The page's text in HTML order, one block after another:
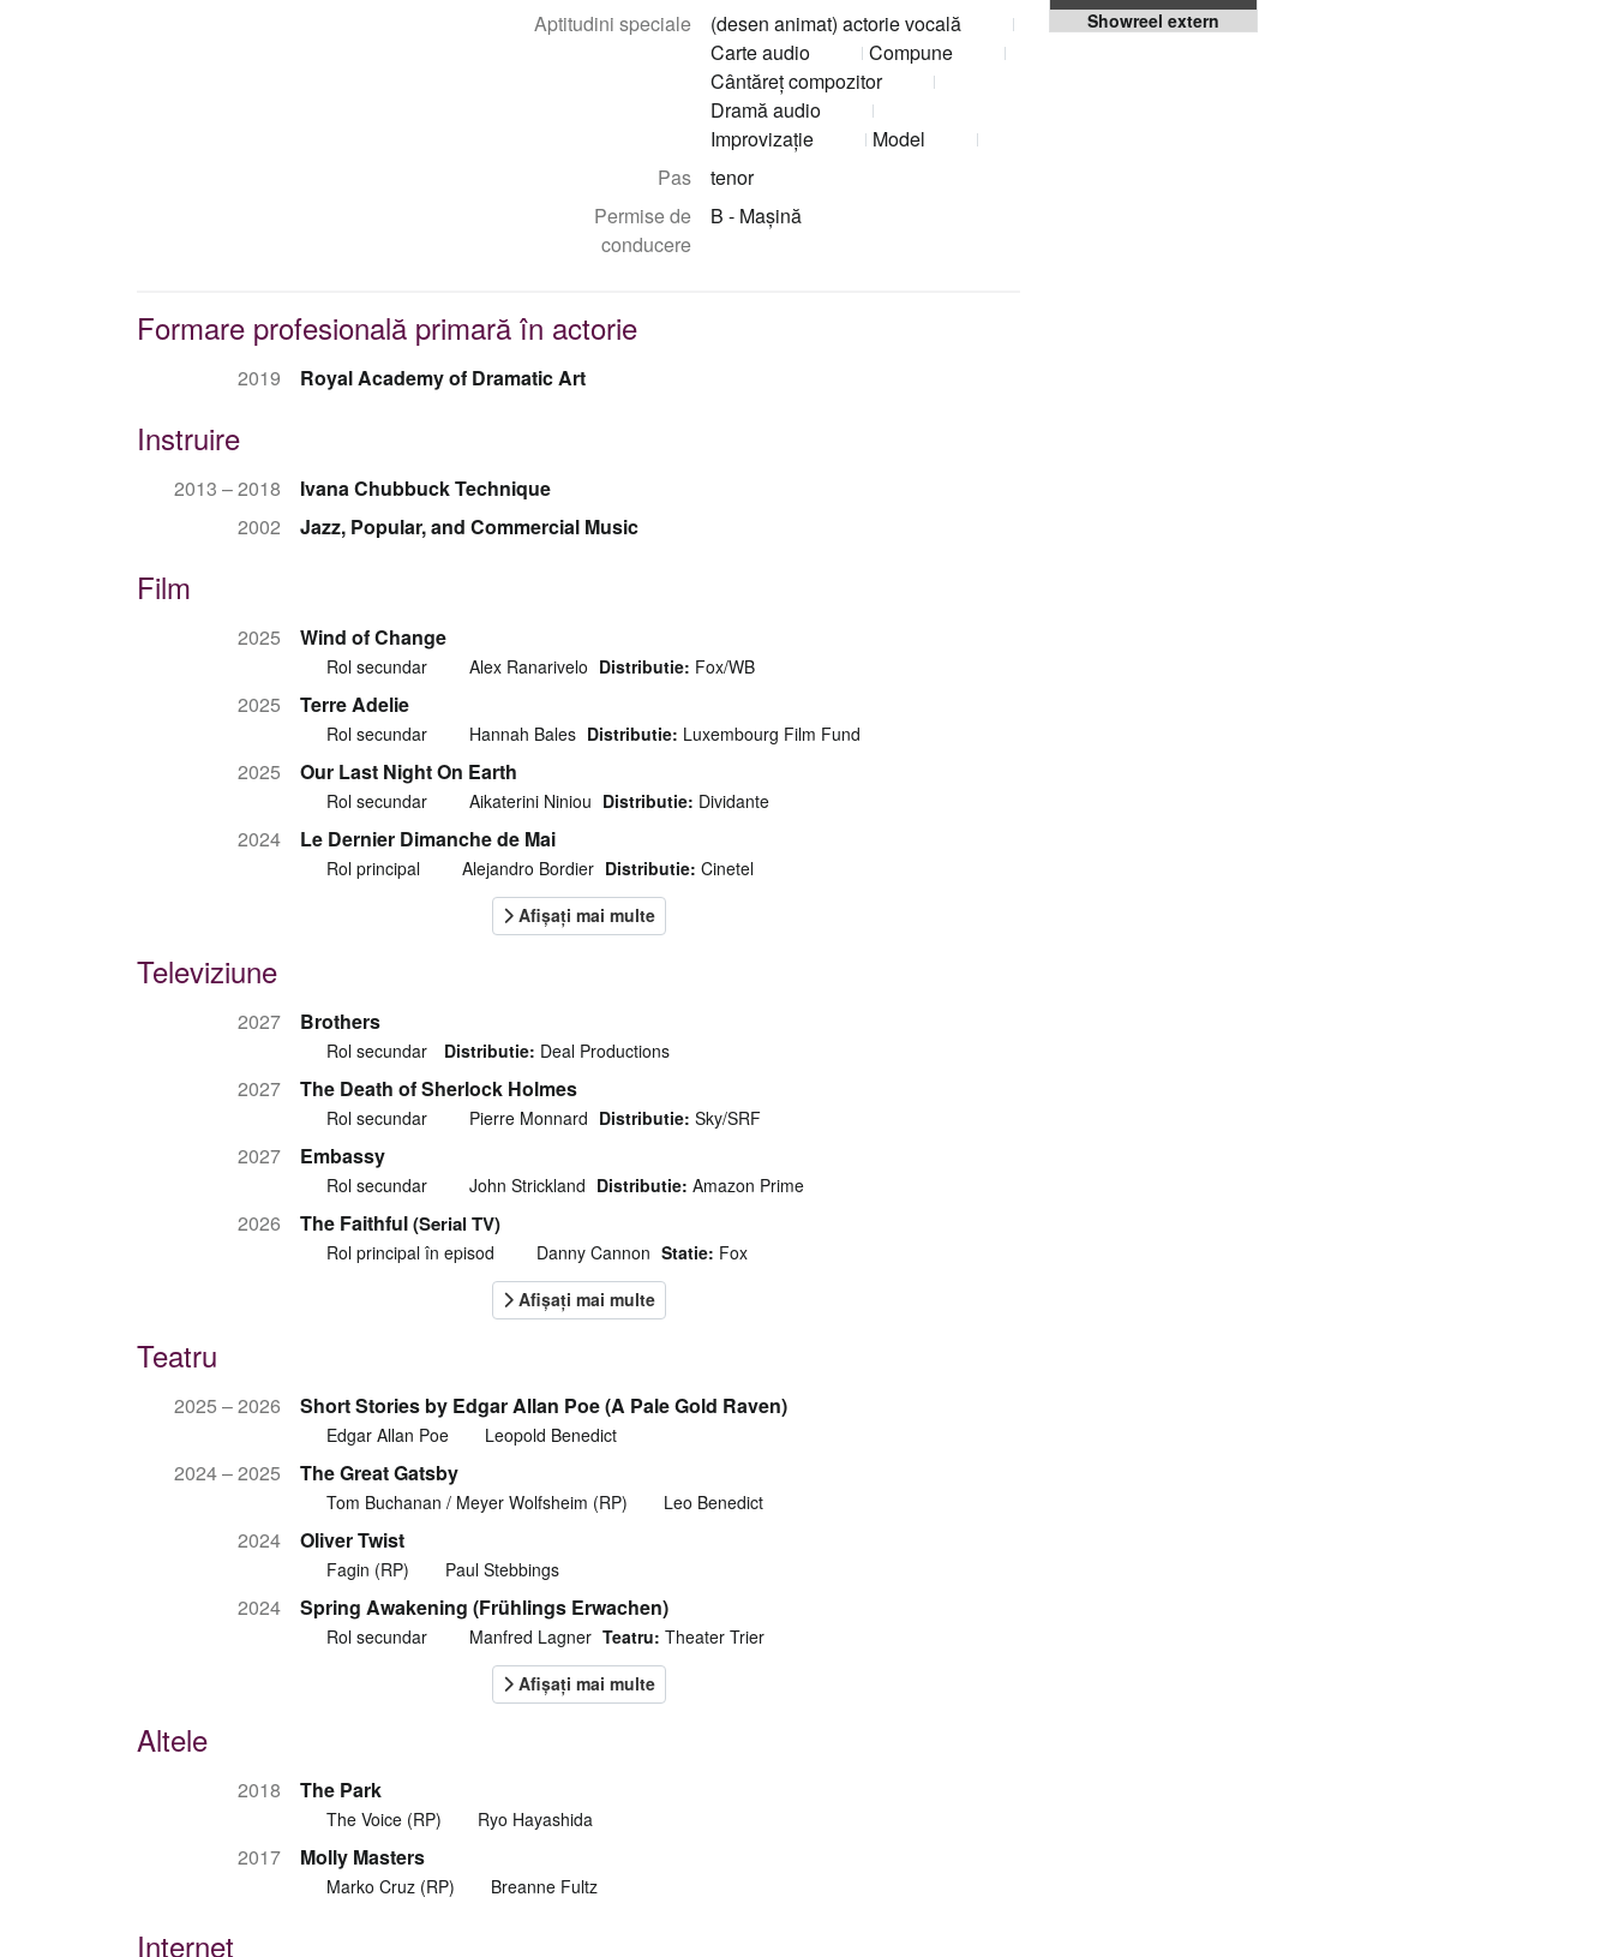
Showreel extern
Aptitudini speciale
(desen animat) actorie vocală
Carte audio
Compune
Cântăreț compozitor
Dramă audio
Improvizaţie
Model
Pas
tenor
Permise de
conducere
B - Mașină
Formare profesională primară în actorie
2019 Royal Academy of Dramatic Art
Instruire
2013 – 2018
Ivana Chubbuck Technique
2002
Jazz, Popular, and Commercial Music
Film
2025 Wind of Change
Rol secundar Alex Ranarivelo Distributie: Fox/WB
2025 Terre Adelie
Rol secundar Hannah Bales Distributie: Luxembourg Film Fund
2025 Our Last Night On Earth
Rol secundar Aikaterini Niniou Distributie: Dividante
2024 Le Dernier Dimanche de Mai
Rol principal Alejandro Bordier Distributie: Cinetel
Televiziune
2027 Brothers
Rol secundar Distributie: Deal Productions
2027 The Death of Sherlock Holmes
Rol secundar Pierre Monnard Distributie: Sky/SRF
2027 Embassy
Rol secundar John Strickland Distributie: Amazon Prime
2026 The Faithful(Serial TV)
Rol principal în episod Danny Cannon Statie: Fox
Teatru
2025 – 2026 Short Stories by Edgar Allan Poe (A Pale Gold Raven)
Edgar Allan Poe Leopold Benedict
2024 – 2025 The Great Gatsby
Tom Buchanan / Meyer Wolfsheim (RP) Leo Benedict
2024 Oliver Twist
Fagin (RP) Paul Stebbings
2024 Spring Awakening (Frühlings Erwachen)
Rol secundar Manfred Lagner Teatru: Theater Trier
Altele
2018 The Park
The Voice (RP) Ryo Hayashida
2017 Molly Masters
Marko Cruz (RP) Breanne Fultz
Internet